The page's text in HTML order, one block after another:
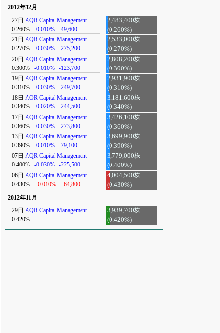
2012年12月
27日 AQR Capital Management
0.260%
-0.010% -49,600
2,483,400株
(0.260%)
21日 AQR Capital Management
0.270%
-0.030% -275,200
2,533,000株
(0.270%)
20日 AQR Capital Management
0.300%
-0.010% -123,700
2,808,200株
(0.300%)
19日 AQR Capital Management
0.310%
-0.030% -249,700
2,931,900株
(0.310%)
18日 AQR Capital Management
0.340%
-0.020% -244,500
3,181,600株
(0.340%)
17日 AQR Capital Management
0.360%
-0.030% -273,800
3,426,100株
(0.360%)
13日 AQR Capital Management
0.390%
-0.010% -79,100
3,699,900株
(0.390%)
07日 AQR Capital Management
0.400%
-0.030% -225,500
3,779,000株
(0.400%)
06日 AQR Capital Management
0.430%
+0.010% +64,800
4,004,500株
(0.430%)
2012年11月
29日 AQR Capital Management
0.420%
3,939,700株
(0.420%)